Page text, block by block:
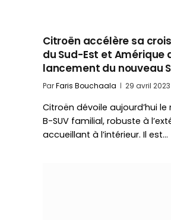
Citroën accélère sa
du Sud-Est et Amérique
lancement du nouveau
ParFaris Bouchaala 29 avril 2023
Citroën dévoile aujourd’hui
B-SUV familial, robuste à
accueillant à l’intérieur. Il est…